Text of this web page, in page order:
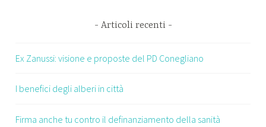
Articoli recenti
Ex Zanussi: visione e proposte del PD Conegliano
I benefici degli alberi in città
Firma anche tu contro il definanziamento della sanità